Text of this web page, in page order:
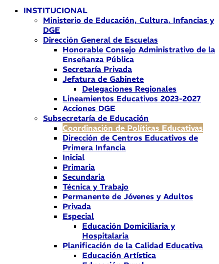
INSTITUCIONAL
Ministerio de Educación, Cultura, Infancias y
DGE
Dirección General de Escuelas
Honorable Consejo Administrativo de la
Enseñanza Pública
Secretaría Privada
Jefatura de Gabinete
Delegaciones Regionales
Lineamientos Educativos 2023-2027
Acciones DGE
Subsecretaría de Educación
Coordinación de Políticas Educativas
Dirección de Centros Educativos de
Primera Infancia
Inicial
Primaria
Secundaria
Técnica y Trabajo
Permanente de Jóvenes y Adultos
Privada
Especial
Educación Domiciliaria y
Hospitalaria
Planificación de la Calidad Educativa
Educación Artística